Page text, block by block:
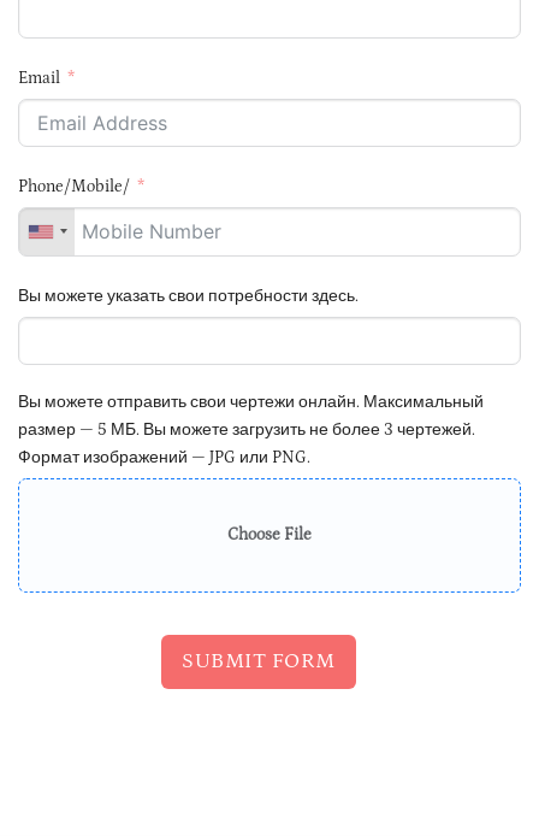
Email
Phone/Mobile/
Вы можете указать свои потребности здесь.
Вы можете отправить свои чертежи онлайн. Максимальный
размер — 5 МБ. Вы можете загрузить не более 3 чертежей.
Формат изображений — JPG или PNG.
Choose File
SUBMIT FORM